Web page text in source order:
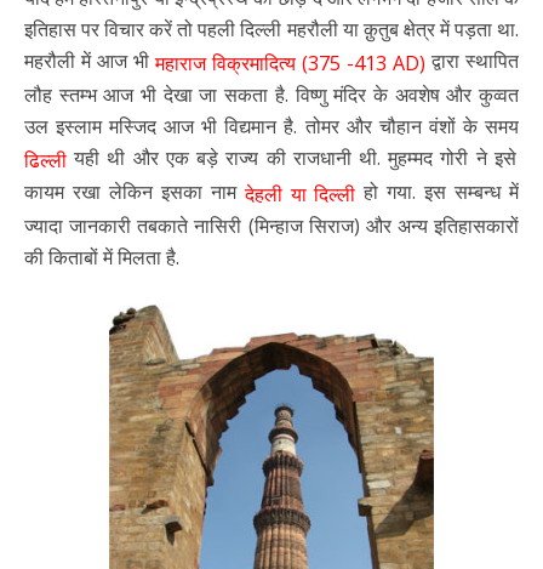
इतिहास पर विचार करें तो पहली दिल्ली महरौली या क़ुतुब क्षेत्र में पड़ता था.
महरौली में आज भीमहाराज विक्रमादित्य (375 -413 AD) द्वारा स्थापित
लौह स्तम्भ आज भी देखा जा सकता है. विष्णु मंदिर के अवशेष और कुव्वत
उल इस्लाम मस्जिद आज भी विद्यमान है. तोमर और चौहान वंशों के समय
ढिल्ली यही थी और एक बड़े राज्य की राजधानी थी. मुहम्मद गोरी ने इसे
कायम रखा लेकिन इसका नामदेहली या दिल्ली हो गया. इस सम्बन्ध में
ज्यादा जानकारी तबकाते नासिरी (मिन्हाज सिराज) और अन्य इतिहासकारों
की किताबों में मिलता है.